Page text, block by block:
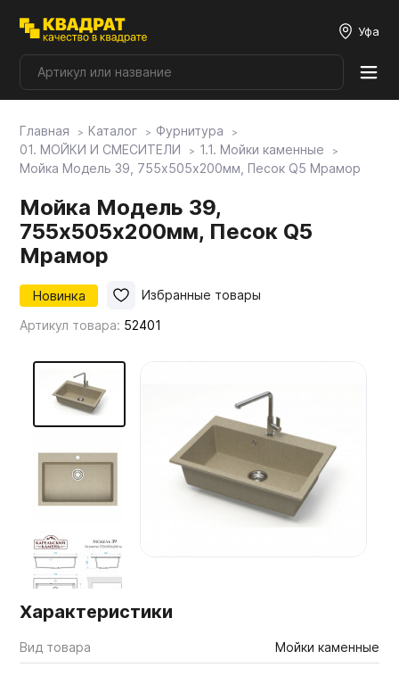
Уфа
Плитные материалы
Столешницы
Мой ЭГГЕР
Фасады
Мебельные образцы, каталоги
Главная Каталог
Фурнитура
01. МОЙКИ И СМЕСИТЕЛИ
1.1. Мойки каменные
Мойка Модель 39, 755х505х200мм, Песок Q5 Мрамор
Мойка Модель 39,
755х505х200мм, Песок Q5
Мрамор
Новинка
Артикул товара: 52401
Избранные товары
Характеристики
Вид товара Мойки каменные